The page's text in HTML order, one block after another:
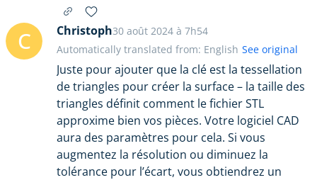
C Christoph30 août 2024 à 7h54
Juste pour ajouter que la clé est la tessellation
de triangles pour créer la surface – la taille des
triangles définit comment le fichier STL
approxime bien vos pièces. Votre logiciel CAD
aura des paramètres pour cela. Si vous
augmentez la résolution ou diminuez la
tolérance pour l’écart, vous obtiendrez un
Automatically translated from: English See original